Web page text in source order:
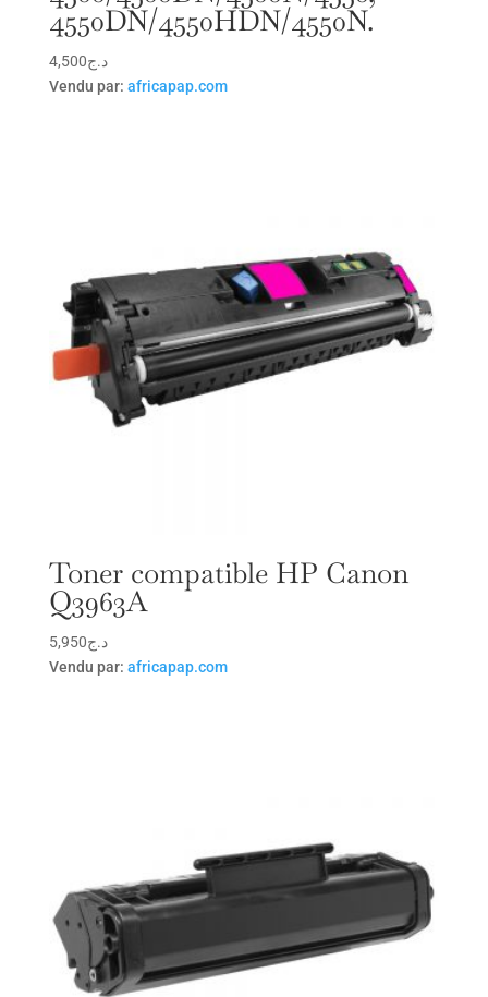
4550DN/4550HDN/4550N.
د.ج4,500
Vendu par: africapap.com
Toner compatible HP Canon
Q3963A
د.ج5,950
Vendu par: africapap.com